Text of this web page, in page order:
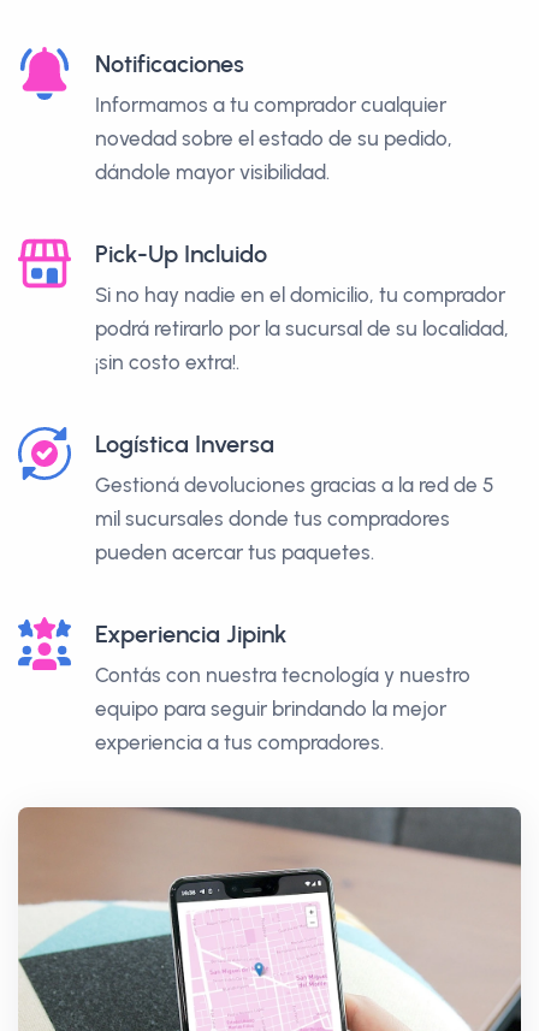
Notificaciones
Informamos a tu comprador cualquier
novedad sobre el estado de su pedido,
dándole mayor visibilidad.
Pick-Up Incluido
Si no hay nadie en el domicilio, tu comprador
podrá retirarlo por la sucursal de su localidad,
¡sin costo extra!.
Logística Inversa
Gestioná devoluciones gracias a la red de 5
mil sucursales donde tus compradores
pueden acercar tus paquetes.
Experiencia Jipink
Contás con nuestra tecnología y nuestro
equipo para seguir brindando la mejor
experiencia a tus compradores.